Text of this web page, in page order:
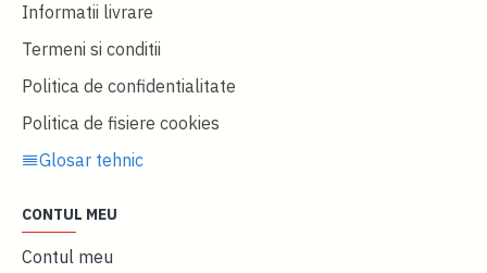
Informatii livrare
Termeni si conditii
Politica de confidentialitate
Politica de fisiere cookies
Glosar tehnic
CONTUL MEU
Contul meu